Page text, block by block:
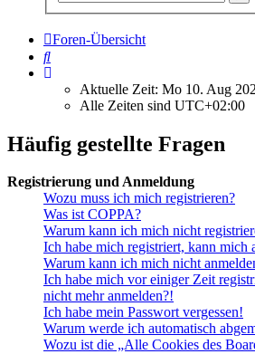
Foren-Übersicht
Suche
Aktuelle Zeit: Mo 10. Aug
Alle Zeiten sind UTC+02:00
Häufig gestellte Fragen
Registrierung und Anmeldung
Wozu muss ich mich registrieren?
Was ist COPPA?
Warum kann ich mich nicht
Ich habe mich registriert, kann mich
Warum kann ich mich nicht
Ich habe mich vor einiger Zeit
nicht mehr anmelden?!
Ich habe mein Passwort vergessen!
Warum werde ich automatisch
Wozu ist die „Alle Cookies des